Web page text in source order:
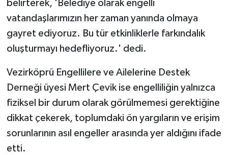
belirterek, 'Belediye olarak engelli
vatandaşlarımızın her zaman yanında olmaya
gayret ediyoruz. Bu tür etkinliklerle farkındalık
oluşturmayı hedefliyoruz.' dedi.
Vezirköprü Engellilere ve Ailelerine Destek
Derneği üyesi Mert Çevik ise engelliliğin yalnızca
fiziksel bir durum olarak görülmemesi gerektiğine
dikkat çekerek, toplumdaki ön yargıların ve erişim
sorunlarının asıl engeller arasında yer aldığını ifade
etti.